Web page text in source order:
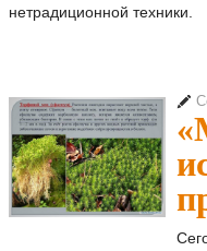
нетрадиционной техники.